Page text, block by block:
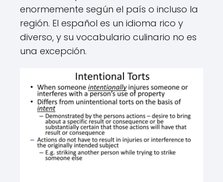
enormemente según el país o incluso la
región. El español es un idioma rico y
diverso, y su vocabulario culinario no es
una excepción.